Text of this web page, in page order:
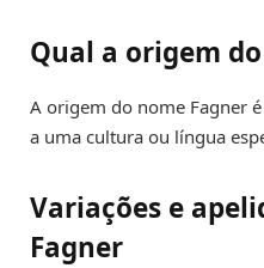
Qual a origem
A origem do nome Fagner
a uma cultura ou língua
Variações e
Fagner